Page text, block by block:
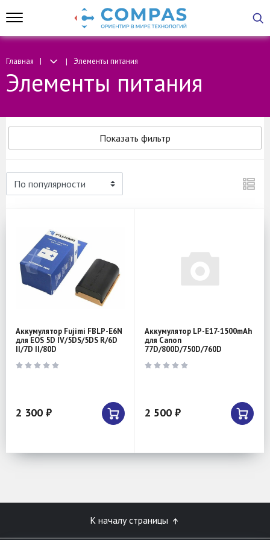
Главная Элементы питания
Элементы питания
Показать фильтр
Аккумулятор Fujimi FBLP-E6N
для EOS 5D IV/5DS/5DS R/6D
II/7D II/80D
2 300 ₽
Аккумулятор LP-E17-1500mAh
для Canon
77D/800D/750D/760D
2 500 ₽
К началу страницы